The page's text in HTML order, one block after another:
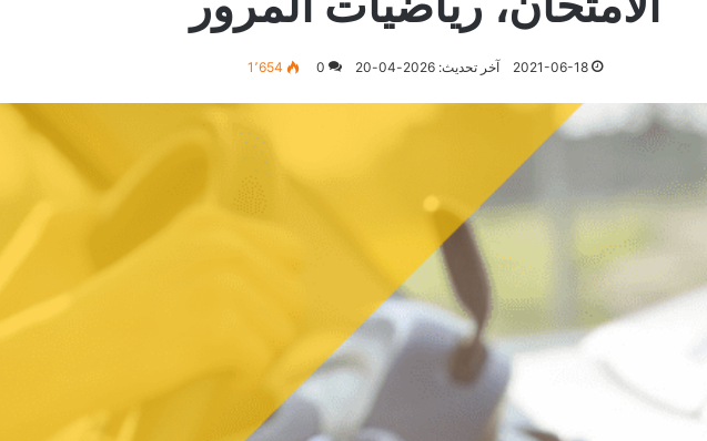
2021-06-18 آخر تحديث: 2026-04-20 0 1٬654